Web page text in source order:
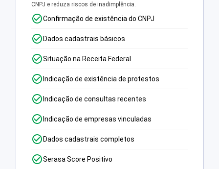
CNPJ e reduza riscos de inadimplência.
Confirmação de existência do CNPJ
Dados cadastrais básicos
Situação na Receita Federal
Indicação de existência de protestos
Indicação de consultas recentes
Indicação de empresas vinculadas
Dados cadastrais completos
Serasa Score Positivo